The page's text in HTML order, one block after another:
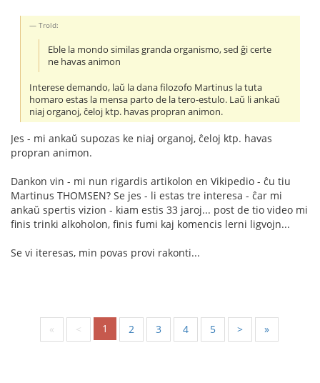
Trold:
Eble la mondo similas granda organismo, sed ĝi certe
ne havas animon
Interese demando, laŭ la dana filozofo Martinus la tuta
homaro estas la mensa parto de la tero-estulo. Laŭ li ankaŭ
niaj organoj, ĉeloj ktp. havas propran animon.
Jes - mi ankaŭ supozas ke niaj organoj, ĉeloj ktp. havas
propran animon.
Dankon vin - mi nun rigardis artikolon en Vikipedio - ĉu tiu
Martinus THOMSEN? Se jes - li estas tre interesa - ĉar mi
ankaŭ spertis vizion - kiam estis 33 jaroj... post de tio video mi
finis trinki alkoholon, finis fumi kaj komencis lerni ligvojn...
Se vi iteresas, min povas provi rakonti...
« < 1 2 3 4 5 > »